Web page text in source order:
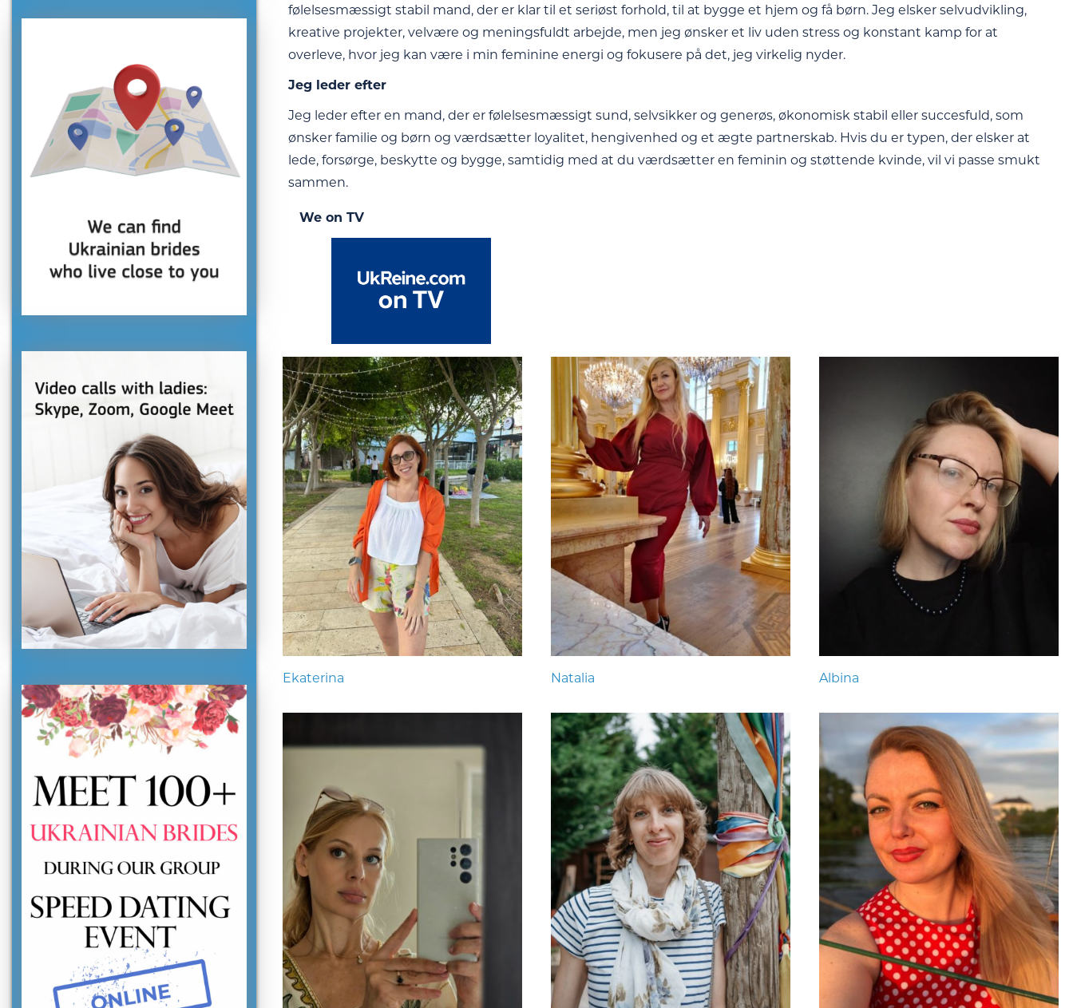
følelsesmæssigt stabil mand, der er klar til et seriøst forhold, til at bygge et hjem og få børn. Jeg elsker selvudvikling,
kreative projekter, velvære og meningsfuldt arbejde, men jeg ønsker et liv uden stress og konstant kamp for at
overleve, hvor jeg kan være i min feminine energi og fokusere på det, jeg virkelig nyder.
Jeg leder efter
Jeg leder efter en mand, der er følelsesmæssigt sund, selvsikker og generøs, økonomisk stabil eller succesfuld, som
ønsker familie og børn og værdsætter loyalitet, hengivenhed og et ægte partnerskab. Hvis du er typen, der elsker at
lede, forsørge, beskytte og bygge, samtidig med at du værdsætter en feminin og støttende kvinde, vil vi passe smukt
sammen.
We on TV
Ekaterina Natalia Albina